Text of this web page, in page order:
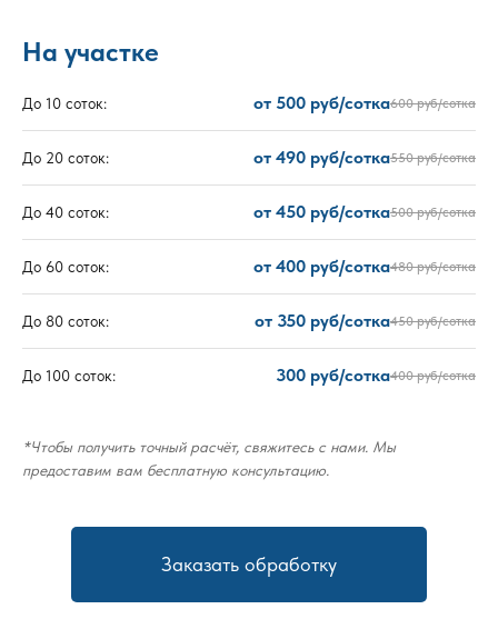
На участке
До 10 соток: от 500 руб/сотка600 руб/сотка
До 20 соток: от 490 руб/сотка550 руб/сотка
До 40 соток: от 450 руб/сотка500 руб/сотка
До 60 соток: от 400 руб/сотка480 руб/сотка
До 80 соток: от 350 руб/сотка450 руб/сотка
До 100 соток: 300 руб/сотка400 руб/сотка
*Чтобы получить точный расчёт, свяжитесь с нами. Мы
предоставим вам бесплатную консультацию.
Заказать обработку